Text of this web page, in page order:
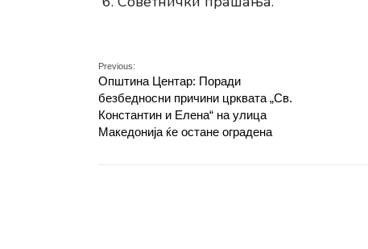
Previous:
Општина Центар: Поради
безбедносни причини црквата „Св.
Константин и Елена“ на улица
Македонија ќе остане оградена